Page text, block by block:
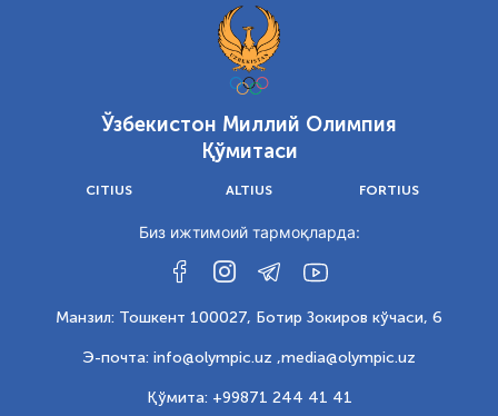
Ўзбекистон Миллий Олимпия
Қўмитаси
CITIUS ALTIUS FORTIUS
Биз ижтимоий тармоқларда:
Манзил: Тошкент 100027, Ботир Зокиров кўчаси, 6
Э-почта: info@olympic.uz ,media@olympic.uz
Қўмита: +99871 244 41 41